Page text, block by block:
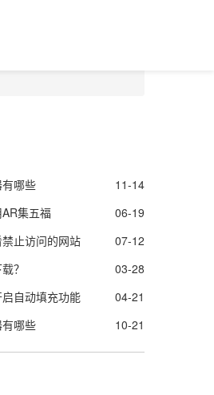
哪些
11-14
集五福
06-19
止访问的网站
07-12
？
03-28
自动填充功能
04-21
哪些
10-21